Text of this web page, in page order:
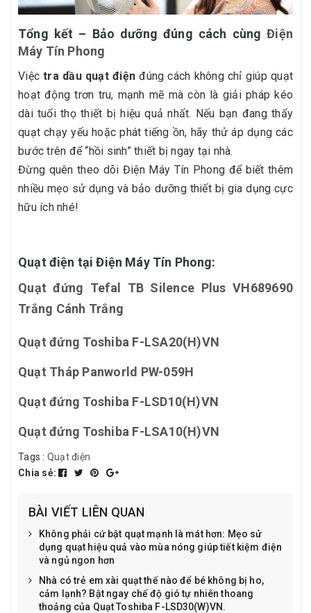
Tổng kết – Bảo dưỡng đúng cách cùngĐiện
Máy Tín Phong
Việctra dầu quạt điện đúng cách không chỉ giúp quạt
hoạt động trơn tru, mạnh mẽ mà còn là giải pháp kéo
dài tuổi thọ thiết bị hiệu quả nhất. Nếu bạn đang thấy
quạt chạy yếu hoặc phát tiếng ồn, hãy thử áp dụng các
bước trên để “hồi sinh” thiết bị ngay tại nhà.
Đừng quên theo dõi Điện Máy Tín Phong để biết thêm
nhiều mẹo sử dụng và bảo dưỡng thiết bị gia dụng cực
hữu ích nhé!
Quạt điện tại Điện Máy Tín Phong:
Quạt đứng Tefal TB Silence Plus VH689690
Trắng Cánh Trắng
Quạt đứng Toshiba F-LSA20(H)VN
Quạt Tháp Panworld PW-059H
Quạt đứng Toshiba F-LSD10(H)VN
Quạt đứng Toshiba F-LSA10(H)VN
Tags : Quạt điện
Chia sẻ:
BÀI VIẾT LIÊN QUAN
Không phải cứ bật quạt mạnh là mát hơn: Mẹo sử
dụng quạt hiệu quả vào mùa nóng giúp tiết kiệm điện
và ngủ ngon hơn
Nhà có trẻ em xài quạt thế nào để bé không bị ho,
cảm lạnh? Bật ngay chế độ gió tự nhiên thoang
thoảng của Quạt Toshiba F-LSD30(W)VN.